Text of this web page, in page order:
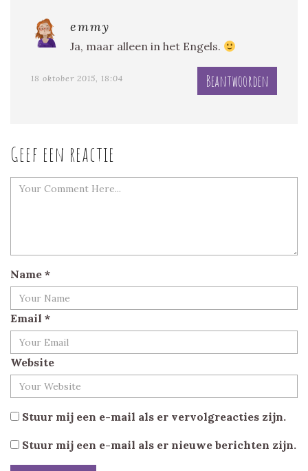
emmy
Ja, maar alleen in het Engels.
18 oktober 2015, 18:04 Beantwoorden
Geef een reactie
Name *
Email *
Website
Stuur mij een e-mail als er vervolgreacties zijn.
Stuur mij een e-mail als er nieuwe berichten zijn.